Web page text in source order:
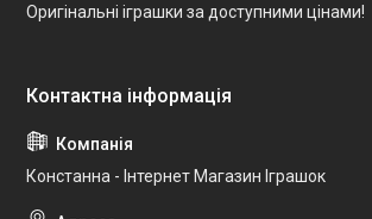
Оригінальні іграшки за доступними цінами!
Констанна - Інтернет Магазин Іграшок